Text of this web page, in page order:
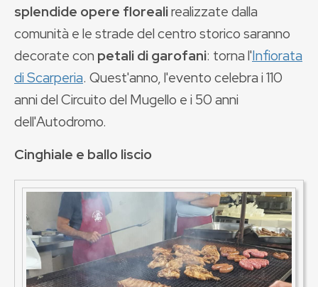
splendide opere florealirealizzate dalla
comunità e le strade del centro storico saranno
decorate con petali di garofani: torna l'Infiorata
di Scarperia. Quest'anno, l'evento celebra i 110
anni del Circuito del Mugello e i 50 anni
dell'Autodromo.
Cinghiale e ballo liscio